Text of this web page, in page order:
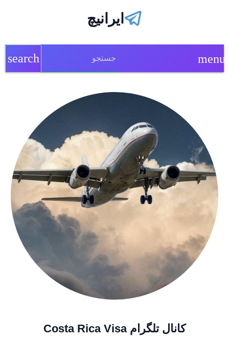
ایرانیچ
menu
search
کانال تلگرام Costa Rica Visa